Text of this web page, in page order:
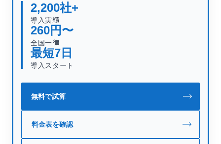
2,200社+
導入実績
260円〜
全国一律
最短7 日
導入スタート
無料で試算
料金表を確認